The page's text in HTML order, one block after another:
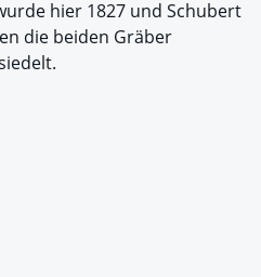
hier 1827 und Schubert
die beiden Gräber